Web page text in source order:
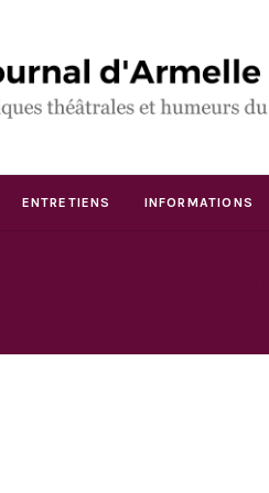
ENTRETIENS INFORMATIONS